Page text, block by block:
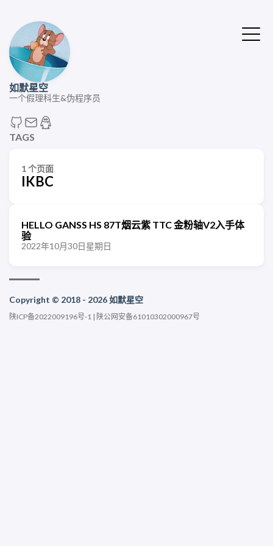
如默星空
一个假理科生&伪程序员
TAGS
1 个页面
IKBC
HELLO GANSS HS 87T烟云紫 TTC 金粉轴V2入手体
验
2022年10月30日星期日
Copyright © 2018 - 2026 如默星空
陕ICP备2022009196号-1 | 陕公网安备61010302000967号